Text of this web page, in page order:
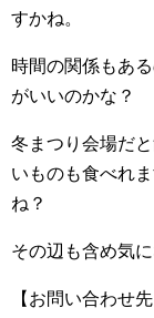
すかね。
時間の関係もあ
がいいのかな？
冬まつり会場だ
いものも食べれ
ね？
その辺も含め気
【お問い合わせ先